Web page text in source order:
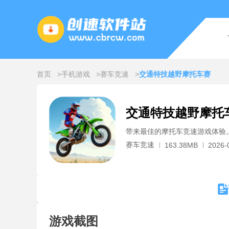
首页 手机游戏 赛车竞速 交通特技越野摩托车赛
交通特技越野摩托
带来最佳的摩托车竞速游戏体验
赛车竞速
163.38MB 2026-
游戏截图